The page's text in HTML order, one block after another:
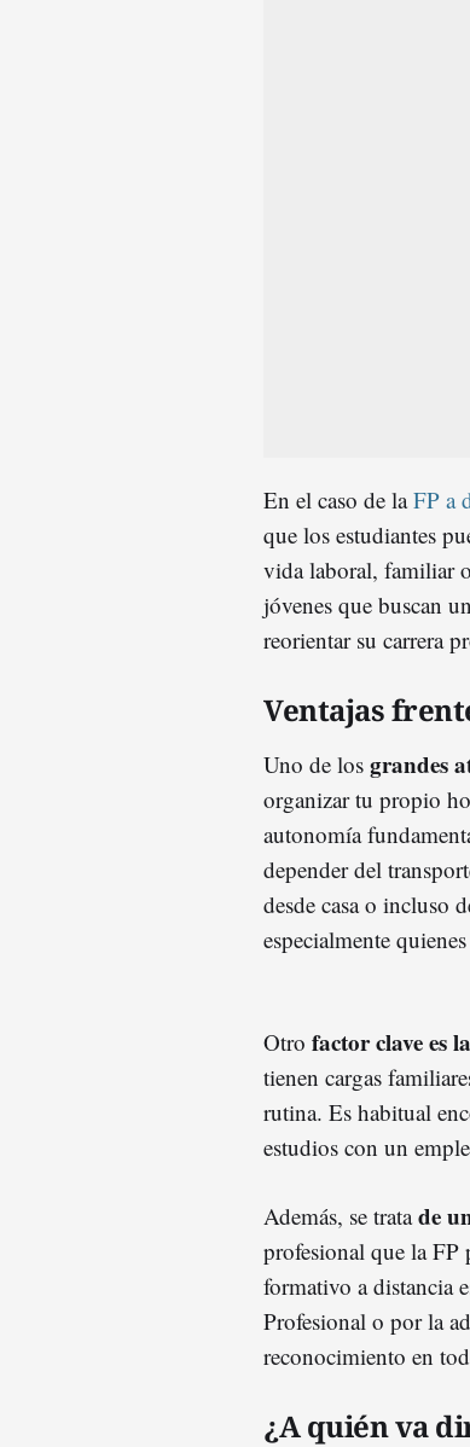
En el caso de laFP a
que los estudiantes
vida laboral, familiar
jóvenes que buscan
reorientar su carrera
Ventajas
Uno de los grandes
organizar tu propio
autonomía
depender del
desde casa o incluso
especialmente
Otro factor clave es la
tienen cargas
rutina. Es habitual
estudios con un
Además, se tratade
profesional que la
formativo a distancia
Profesional o por la
reconocimiento en
¿A quién va